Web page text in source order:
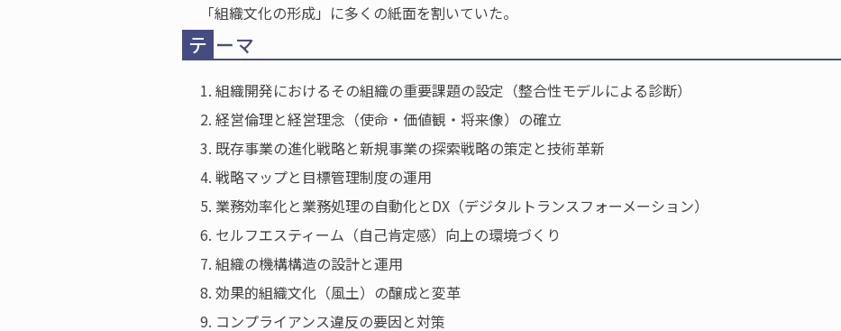
「組織文化の形成」に多くの紙面を割いていた。
テ ーマ
1. 組織開発におけるその組織の重要課題の設定（整合性モデルによる診断）
2. 経営倫理と経営理念（使命・価値観・将来像）の確立
3. 既存事業の進化戦略と新規事業の探索戦略の策定と技術革新
4. 戦略マップと目標管理制度の運用
5. 業務効率化と業務処理の自動化とDX（デジタルトランスフォーメーション）
6. セルフエスティーム（自己肯定感）向上の環境づくり
7. 組織の機構構造の設計と運用
8. 効果的組織文化（風土）の醸成と変革
9. コンプライアンス違反の要因と対策